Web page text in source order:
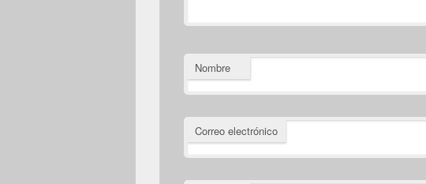
Nombre
Correo electrónico